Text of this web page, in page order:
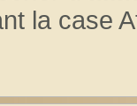
la case